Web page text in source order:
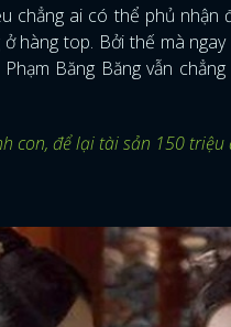
chẳng ai có thể phủ
hàng top. Bởi thế mà
Băng Băng vẫn
con, để lại tài sản 150